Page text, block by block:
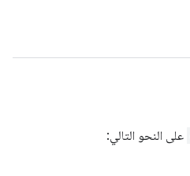
على النحو التالي: